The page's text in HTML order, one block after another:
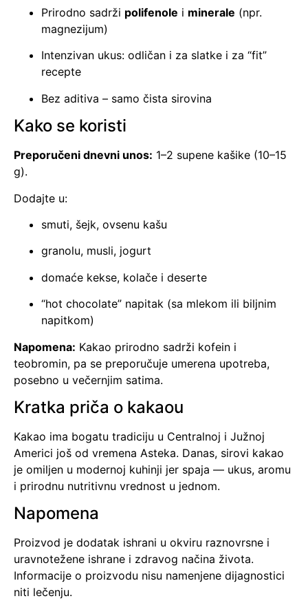
Prirodno sadrži polifenole i minerale (npr.
magnezijum)
Intenzivan ukus: odličan i za slatke i za “fit”
recepte
Bez aditiva – samo čista sirovina
Kako se koristi
Preporučeni dnevni unos: 1–2 supene kašike (10–15
g).
Dodajte u:
smuti, šejk, ovsenu kašu
granolu, musli, jogurt
domaće kekse, kolače i deserte
“hot chocolate” napitak (sa mlekom ili biljnim
napitkom)
Napomena: Kakao prirodno sadrži kofein i
teobromin, pa se preporučuje umerena upotreba,
posebno u večernjim satima.
Kratka priča o kakaou
Kakao ima bogatu tradiciju u Centralnoj i Južnoj
Americi još od vremena Asteka. Danas, sirovi kakao
je omiljen u modernoj kuhinji jer spaja — ukus, aromu
i prirodnu nutritivnu vrednost u jednom.
Napomena
Proizvod je dodatak ishrani u okviru raznovrsne i
uravnotežene ishrane i zdravog načina života.
Informacije o proizvodu nisu namenjene dijagnostici
niti lečenju.